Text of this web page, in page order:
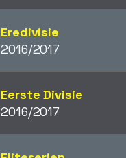
Eredivisie
2016/2017
Eerste Divisie
2016/2017